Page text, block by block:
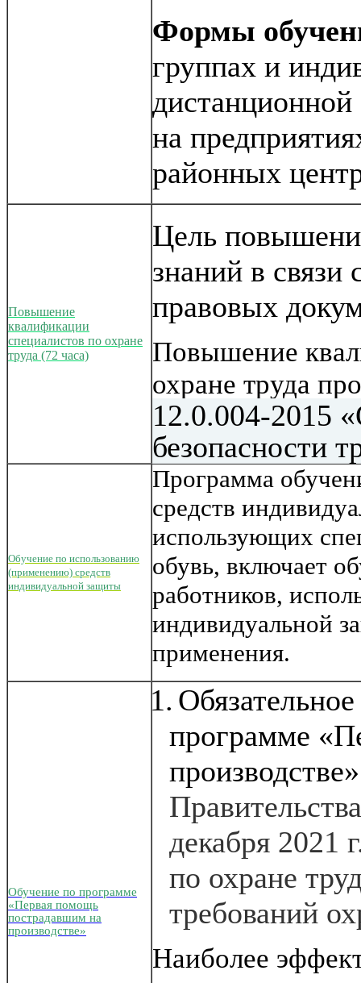
Формы
группах и
на
районных
Повышение
квалификации
специалистов по охране
труда (72 часа)
Цель
знаний в связи
правовых
Повышение
охране труда
12.0.004-2015
безопасности
Обучение по использованию
(применению) средств
индивидуальной защиты
Программа
средств
использующих
обувь, включает
работников,
индивидуальной
применения.
Обучение по программе
«Первая помощь
пострадавшим на
производстве»
1.
программе
декабря 2021
по охране
требований
Наиболее